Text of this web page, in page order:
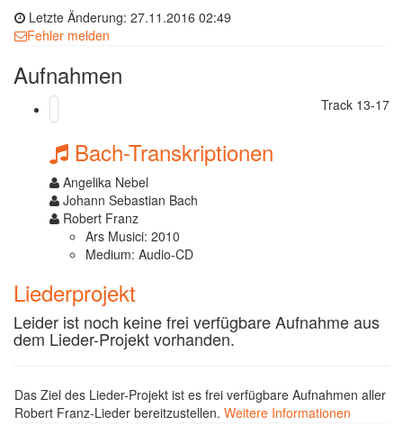
Letzte Änderung: 27.11.2016 02:49
Fehler melden
Aufnahmen
Track 13-17
Bach-Transkriptionen
Angelika Nebel
Johann Sebastian Bach
Robert Franz
Ars Musici: 2010
Medium: Audio-CD
Liederprojekt
Leider ist noch keine frei verfügbare Aufnahme aus
dem Lieder-Projekt vorhanden.
Das Ziel des Lieder-Projekt ist es frei verfügbare Aufnahmen aller
Robert Franz-Lieder bereitzustellen. Weitere Informationen